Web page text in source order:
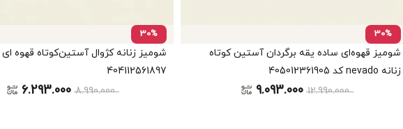
30%
شومیز قهوه‌ای ساده یقه برگردان آستین کوتاه
زنانه nevado کد 405012361905
12.990.000
9.093.000
30%
404112561897
8.990.000
6.293.000